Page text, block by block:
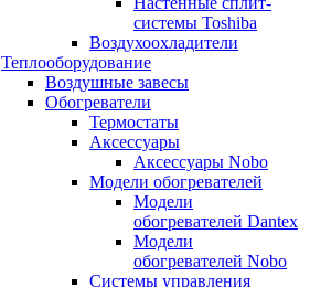
системы Toshiba
Воздухоохладители
Теплооборудование
Воздушные завесы
Обогреватели
Термостаты
Аксессуары
Аксессуары Nobo
Модели обогревателей
Модели
обогревателей Dantex
Модели
обогревателей Nobo
Системы управления